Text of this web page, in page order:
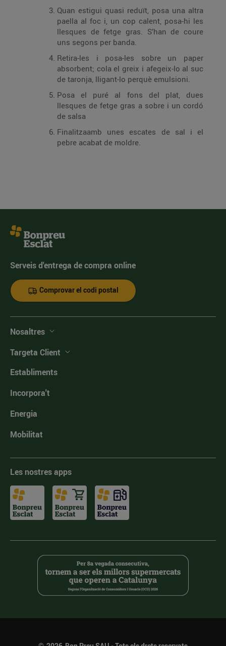
Quan estigui quasi reduït, posa una altra
paella al foc i, un cop calent, posa-hi les
llesques de fetge gras. S’han de coure
uns segons per banda.
Retira-les i posa-les sobre un paper
absorbent; cola el greix i afegeix-lo al suc
de taronja, lligant-lo perquè emulsioni.
Posa el puré al fons del plat, dues
llesques de fetge gras a sobre i un cordó
de salsa
Finalitzaamb unes escates de sal i el
pebre acabat de moldre.
Serveis d'entrega de compra online
Comprovar el codi postal
Nosaltres
Targeta Client
Establiments
Incorpora't
Energia
Mobilitat
Les nostres apps